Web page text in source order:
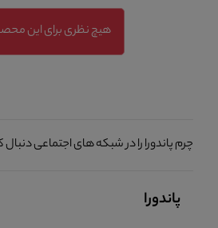
هیچ نظری برای این
چرم پاندورا را در شبکه های اجتماعی دنبال
پاندورا